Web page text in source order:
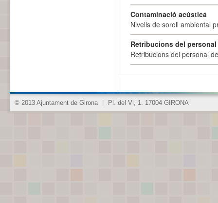
Contaminació acústica
Nivells de soroll ambiental
Retribucions del
Retribucions del personal
© 2013 Ajuntament de Girona Pl. del Vi, 1. 17004 GIRONA